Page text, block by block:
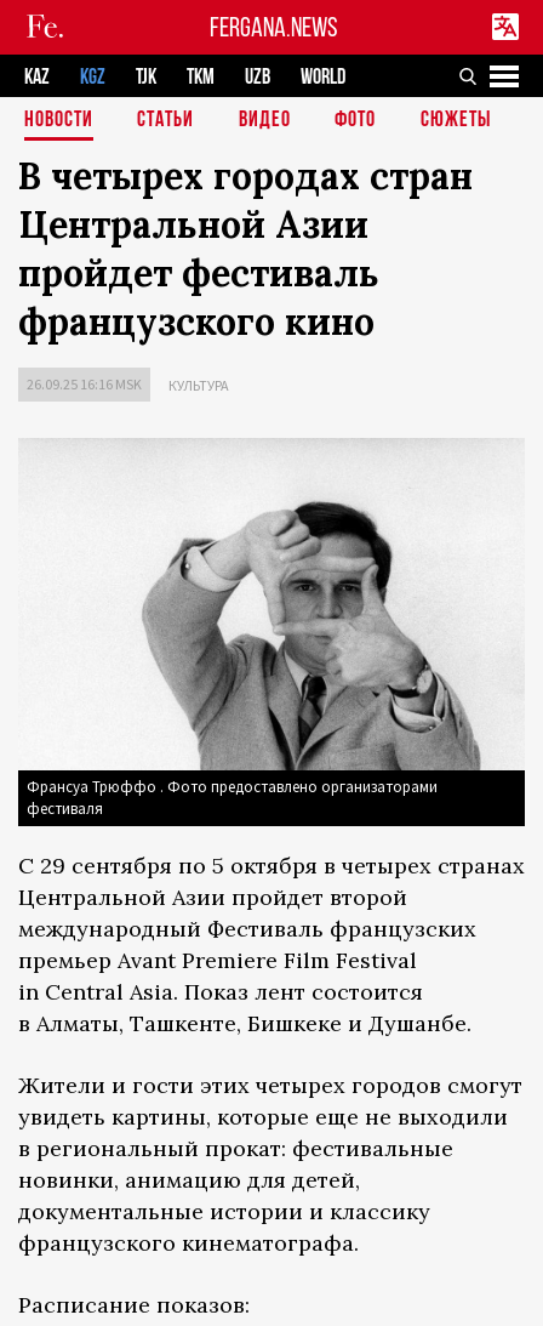
FERGANA.NEWS
KAZ KGZ TJK TKM UZB
WORLD
НОВОСТИ
СТАТЬИ ВИДЕО ФОТО СЮЖЕТЫ
В четырех городах стран
Центральной Азии
пройдет фестиваль
французского кино
26.09.25 16:16 MSK КУЛЬТУРА
Франсуа Трюффо . Фото предоставлено организаторами
фестиваля
С 29 сентября по 5 октября в четырех странах
Центральной Азии пройдет второй
международный Фестиваль французских
премьер Avant Premiere Film Festival
in Central Asia. Показ лент состоится
в Алматы, Ташкенте, Бишкеке и Душанбе.
Жители и гости этих четырех городов смогут
увидеть картины, которые еще не выходили
в региональный прокат: фестивальные
новинки, анимацию для детей,
документальные истории и классику
французского кинематографа.
Расписание показов: